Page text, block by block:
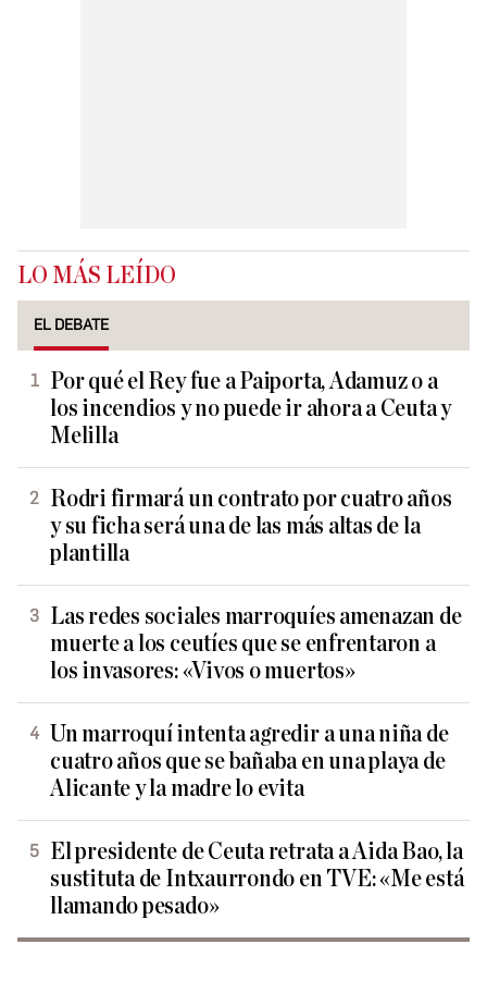
LO MÁS LEÍDO
EL DEBATE
Por qué el Rey fue a Paiporta, Adamuz o a
los incendios y no puede ir ahora a Ceuta y
Melilla
Rodri firmará un contrato por cuatro años
y su ficha será una de las más altas de la
plantilla
Las redes sociales marroquíes amenazan de
muerte a los ceutíes que se enfrentaron a
los invasores: «Vivos o muertos»
Un marroquí intenta agredir a una niña de
cuatro años que se bañaba en una playa de
Alicante y la madre lo evita
El presidente de Ceuta retrata a Aida Bao, la
sustituta de Intxaurrondo en TVE: «Me está
llamando pesado»